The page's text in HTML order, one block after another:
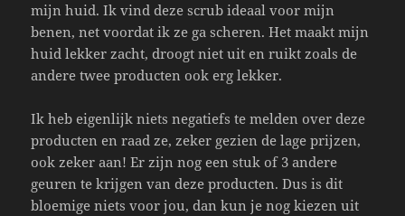
mijn huid. Ik vind deze scrub ideaal voor mijn
benen, net voordat ik ze ga scheren. Het maakt mijn
huid lekker zacht, droogt niet uit en ruikt zoals de
andere twee producten ook erg lekker.
Ik heb eigenlijk niets negatiefs te melden over deze
producten en raad ze, zeker gezien de lage prijzen,
ook zeker aan! Er zijn nog een stuk of 3 andere
geuren te krijgen van deze producten. Dus is dit
bloemige niets voor jou, dan kun je nog kiezen uit